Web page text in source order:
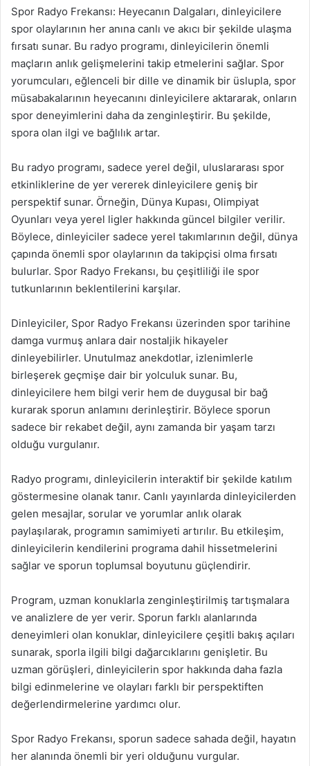
Spor Radyo Frekansı: Heyecanın Dalgaları, dinleyicilere
spor olaylarının her anına canlı ve akıcı bir şekilde ulaşma
fırsatı sunar. Bu radyo programı, dinleyicilerin önemli
maçların anlık gelişmelerini takip etmelerini sağlar. Spor
yorumcuları, eğlenceli bir dille ve dinamik bir üslupla, spor
müsabakalarının heyecanını dinleyicilere aktararak, onların
spor deneyimlerini daha da zenginleştirir. Bu şekilde,
spora olan ilgi ve bağlılık artar.
Bu radyo programı, sadece yerel değil, uluslararası spor
etkinliklerine de yer vererek dinleyicilere geniş bir
perspektif sunar. Örneğin, Dünya Kupası, Olimpiyat
Oyunları veya yerel ligler hakkında güncel bilgiler verilir.
Böylece, dinleyiciler sadece yerel takımlarının değil, dünya
çapında önemli spor olaylarının da takipçisi olma fırsatı
bulurlar. Spor Radyo Frekansı, bu çeşitliliği ile spor
tutkunlarının beklentilerini karşılar.
Dinleyiciler, Spor Radyo Frekansı üzerinden spor tarihine
damga vurmuş anlara dair nostaljik hikayeler
dinleyebilirler. Unutulmaz anekdotlar, izlenimlerle
birleşerek geçmişe dair bir yolculuk sunar. Bu,
dinleyicilere hem bilgi verir hem de duygusal bir bağ
kurarak sporun anlamını derinleştirir. Böylece sporun
sadece bir rekabet değil, aynı zamanda bir yaşam tarzı
olduğu vurgulanır.
Radyo programı, dinleyicilerin interaktif bir şekilde katılım
göstermesine olanak tanır. Canlı yayınlarda dinleyicilerden
gelen mesajlar, sorular ve yorumlar anlık olarak
paylaşılarak, programın samimiyeti artırılır. Bu etkileşim,
dinleyicilerin kendilerini programa dahil hissetmelerini
sağlar ve sporun toplumsal boyutunu güçlendirir.
Program, uzman konuklarla zenginleştirilmiş tartışmalara
ve analizlere de yer verir. Sporun farklı alanlarında
deneyimleri olan konuklar, dinleyicilere çeşitli bakış açıları
sunarak, sporla ilgili bilgi dağarcıklarını genişletir. Bu
uzman görüşleri, dinleyicilerin spor hakkında daha fazla
bilgi edinmelerine ve olayları farklı bir perspektiften
değerlendirmelerine yardımcı olur.
Spor Radyo Frekansı, sporun sadece sahada değil, hayatın
her alanında önemli bir yeri olduğunu vurgular.